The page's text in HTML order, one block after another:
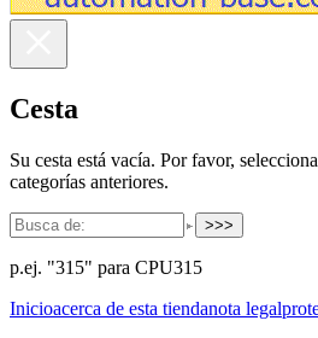
Cesta
Su cesta está vacía. Por favor,
categorías anteriores.
>>>
p.ej. "315" para CPU315
Inicioacerca de esta tiendanota legal